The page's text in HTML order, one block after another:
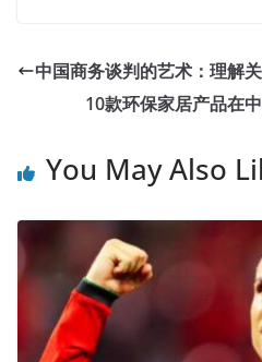
中国商务谈判的艺术：理解
10款环保家居产品在
You May Also